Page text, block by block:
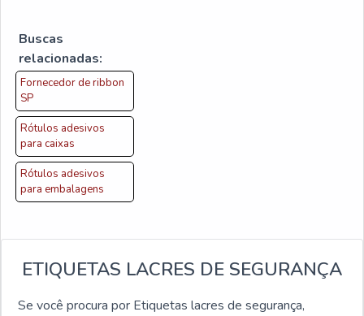
Buscas
relacionadas:
Fornecedor de ribbon
SP
Rótulos adesivos
para caixas
Rótulos adesivos
para embalagens
ETIQUETAS LACRES DE SEGURANÇA
Se você procura por Etiquetas lacres de segurança,